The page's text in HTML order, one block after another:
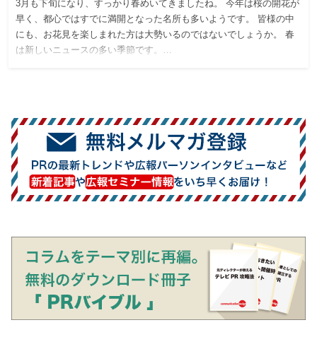
3月も下旬になり、すっかり春めいてきましたね。 今年は桜の開花が
早く、都心ではすでに満開となった名所も多いようです。 皆様の中
にも、お花見を楽しまれた方は大勢いるのではないでしょうか。 春
は新しいニュースの多い季節です。…